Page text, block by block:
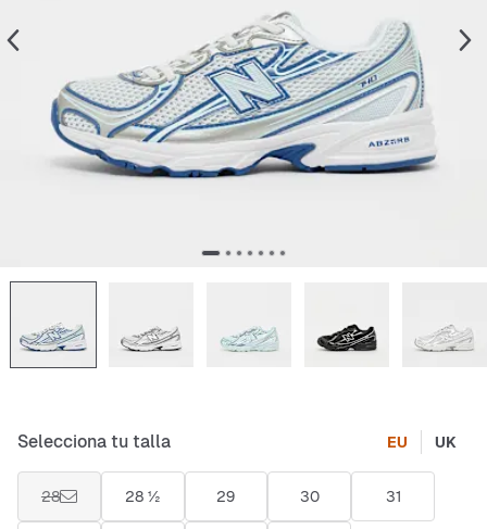
Selecciona tu talla EU UK
28 28 ½ 29 30 31